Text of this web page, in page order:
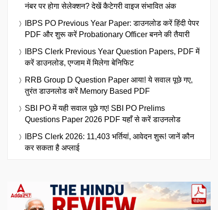
नंबर पर होगा सेलेक्शन? देखें कैटेगरी वाइज संभावित अंक
IBPS PO Previous Year Paper: डाउनलोड करें हिंदी पेपर
PDF और शुरू करें Probationary Officer बनने की तैयारी
IBPS Clerk Previous Year Question Papers, PDF में
करें डाउनलोड, एग्जाम में मिलेगा बेनिफिट
RRB Group D Question Paper आया! ये सवाल पूछे गए,
तुरंत डाउनलोड करें Memory Based PDF
SBI PO में यही सवाल पूछे गए! SBI PO Prelims
Questions Paper 2026 PDF यहाँ से करें डाउनलोड
IBPS Clerk 2026: 11,403 भर्तियां, आवेदन शुरू! जानें कौन
कर सकता है अप्लाई